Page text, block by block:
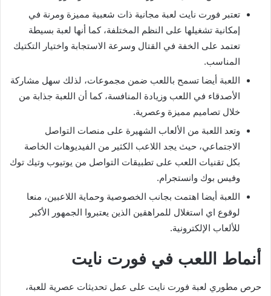
تعتبر فورت نايت لعبة مجانية ذات شعبية مميزة ومرنة في
إمكانية تشغيلها على النظم المختلفة، كما أنها لعبة بسيطة
تعتمد على الخفة في القتال وسرعة الاستجابة واختيار التكتيك
المناسب.
اللعبة أيضا تسمح باللعب ضمن مجموعات، لذلك سهل مشاركة
الأصدقاء في اللعب وزيادة المنافسة، كما أن اللعبة جذابة من
خلال تصاميم مميزة وعصرية.
وتعد اللعبة من الألعاب الشهيرة على منصات التواصل
الاجتماعي، حيث يجد اللاعب الكثير من الفيديوهات الخاصة
بكل تقنيات اللعب على تطبيقات التواصل من يوتيوب وتيك توك
وفيس بوك وانستجرام.
اللعبة أيضا اهتمت بجانب الخصوصية وحماية اللاعبين، منعا
لوقوع اي استغلال للمراهقين الذين يعتبروا الجمهور الأكبر
للألعاب الإلكترونية.
أنماط اللعب في فورت نايت
حرص مطوري لعبة فورت نايت على عمل تحديثات عصرية للعبة،